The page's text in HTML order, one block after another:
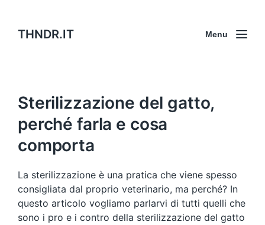
THNDR.IT Menu
Sterilizzazione del gatto,
perché farla e cosa
comporta
La sterilizzazione è una pratica che viene spesso
consigliata dal proprio veterinario, ma perché? In
questo articolo vogliamo parlarvi di tutti quelli che
sono i pro e i contro della sterilizzazione del gatto